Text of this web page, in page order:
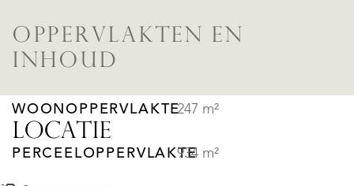
OPPERVLAKTEN EN
INHOUD
WOONOPPERVLAKTE247 m²
PERCEELOPPERVLAKTE934 m²
LOCATIE